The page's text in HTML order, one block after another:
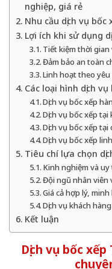
nghiệp, giá rẻ
Nhu cầu dịch vụ
Lợi ích khi sử dụng
Tiết kiệm thời gian
Đảm bảo an toàn
Linh hoạt theo yêu
Các loại hình dịch
Dịch vụ bốc xếp
Dịch vụ bốc xếp tại
Dịch vụ bốc xếp
Dịch vụ bốc xếp
Tiêu chí lựa chọn
Kinh nghiệm và
Đội ngũ nhân viên
Giá cả hợp lý, minh
Dịch vụ khách
Kết luận
Dịch vụ bốc